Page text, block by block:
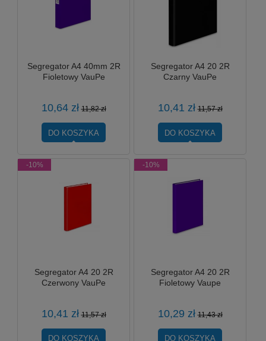
Segregator A4 40mm 2R
Fioletowy VauPe
10,64 zł 11,82 zł
DO KOSZYKA
Segregator A4 20 2R
Czarny VauPe
10,41 zł 11,57 zł
DO KOSZYKA
Segregator A4 20 2R
Czerwony VauPe
10,41 zł 11,57 zł
DO KOSZYKA
-10%
Segregator A4 20 2R
Fioletowy Vaupe
10,29 zł 11,43 zł
DO KOSZYKA
-10%